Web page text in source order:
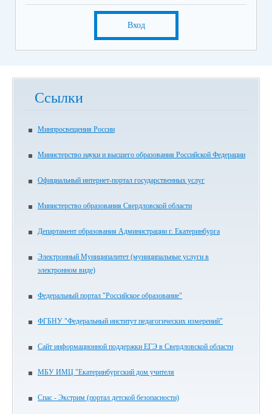
Вход
Ссылки
Минпросвещения России
Министерство науки и высшего образования Российской Федерации
Официальный интернет-портал государственных услуг
Министерство образования Свердловской области
Департамент образования Администрации г. Екатеринбурга
Электронный Муниципалитет (муниципальные услуги в
электронном виде)
Федеральный портал "Российское образование"
ФГБНУ "Федеральный институт педагогических измерений"
Сайт информационной поддержки ЕГЭ в Свердловской области
МБУ ИМЦ "Екатеринбургский дом учителя
Спас - Экстрим (портал детской безопасности)